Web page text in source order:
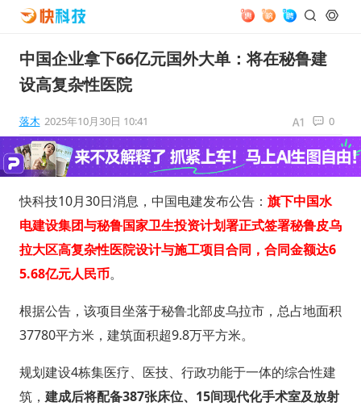
中国企业拿下66亿元国外大单：将在秘鲁建
设高复杂性医院
落木 2025年10月30日 10:41 0
快科技10月30日消息，中国电建发布公告： 旗下中国水
电建设集团与秘鲁国家卫生投资计划署正式签署秘鲁皮乌
拉大区高复杂性医院设计与施工项目合同，合同金额达6
5.68亿元人民币。
根据公告，该项目坐落于秘鲁北部皮乌拉市，总占地面积
37780平方米，建筑面积超9.8万平方米。
规划建设4栋集医疗、医技、行政功能于一体的综合性建
筑， 建成后将配备387张床位、15间现代化手术室及放射